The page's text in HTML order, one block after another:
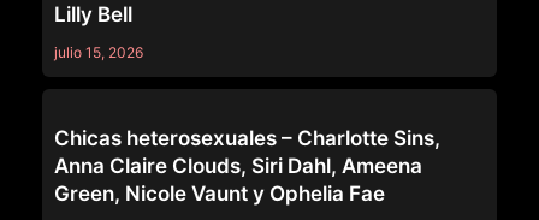
Lilly Bell
julio 15, 2026
Chicas heterosexuales – Charlotte Sins,
Anna Claire Clouds, Siri Dahl, Ameena
Green, Nicole Vaunt y Ophelia Fae